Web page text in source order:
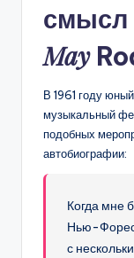
смысл
May
В 1961 году
музыкальный
подобных
автобиографии:
Когда мне
Нью-
с